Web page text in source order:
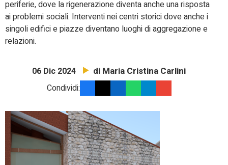
periferie, dove la rigenerazione diventa anche una risposta
ai problemi sociali. Interventi nei centri storici dove anche i
singoli edifici e piazze diventano luoghi di aggregazione e
relazioni.
06 Dic 2024 di Maria Cristina Carlini
Condividi: